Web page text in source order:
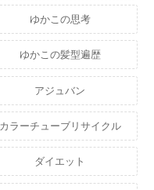
ゆかこの思考
ゆかこの髪型遍歴
アジュバン
カラーチューブリサイクル
ダイエット